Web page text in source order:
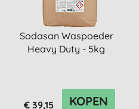
Sodasan Waspoeder
Heavy Duty - 5kg
€ 39,15 KOPEN